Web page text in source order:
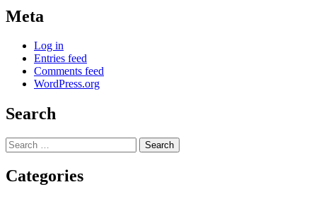
Meta
Log in
Entries feed
Comments feed
WordPress.org
Search
Search
for:
Categories